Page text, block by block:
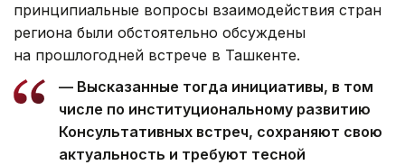
принципиальные вопросы взаимодействия стран
региона были обстоятельно обсуждены
на прошлогодней встрече в Ташкенте.
— Высказанные тогда инициативы, в том
числе по институциональному развитию
Консультативных встреч, сохраняют свою
актуальность и требуют тесной